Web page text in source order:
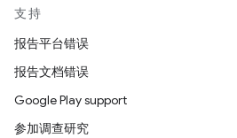
支持
报告平台错误
报告文档错误
Google Play support
参加调查研究